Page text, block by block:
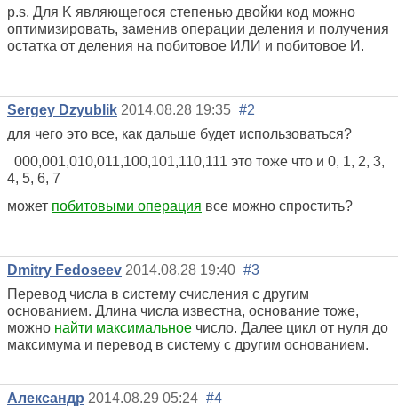
p.s. Для K являющегося степенью двойки код можно
оптимизировать, заменив операции деления и получения
остатка от деления на побитовое ИЛИ и побитовое И.
Sergey Dzyublik 2014.08.28 19:35 #2
для чего это все, как дальше будет использоваться?
000,001,010,011,100,101,110,111 это тоже что и 0, 1, 2, 3,
4, 5, 6, 7
может побитовыми операция все можно спростить?
Dmitry Fedoseev 2014.08.28 19:40 #3
Перевод числа в систему счисления с другим
основанием. Длина числа известна, основание тоже,
можно найти максимальное число. Далее цикл от нуля до
максимума и перевод в систему с другим основанием.
Александр 2014.08.29 05:24 #4